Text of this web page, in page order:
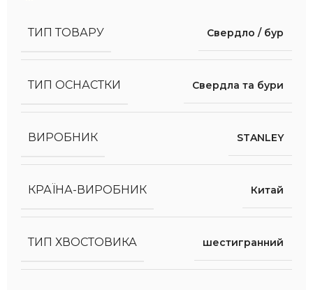
ТИП ТОВАРУ Свердло / бур
ТИП ОСНАСТКИ Свердла та бури
ВИРОБНИК STANLEY
КРАЇНА-ВИРОБНИК Китай
ТИП ХВОСТОВИКА шестигранний